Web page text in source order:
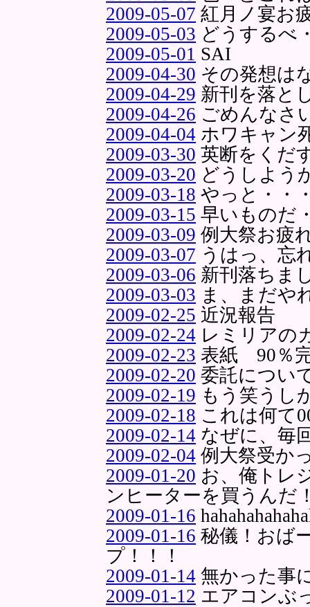
2009-05-07 紅月ノ宴お
2009-05-03 どうするべ
2009-05-01 SAI
2009-04-30 その発想は
2009-04-29 新刊を落と
2009-04-26 ごめんなさ
2009-04-04 ホワキャン
2009-03-30 英断をくだ
2009-03-20 どうしよう
2009-03-18 やっと・・
2009-03-15 早いものだ
2009-03-09 例大祭お疲
2009-03-07 うはっ、忘
2009-03-06 新刊落ちま
2009-03-03 ま、まだや
2009-02-25 近況報告
2009-02-24 レミリアの
2009-02-23 表紙 90％
2009-02-20 委託につい
2009-02-19 もう笑うし
2009-02-18 これは何て
2009-02-14 なぜに、毎
2009-02-04 例大祭受か
2009-01-20 お、俺トレ
ンヒーターを買うんだ
2009-01-16
2009-01-16 秘儀！おば
プ！！！
2009-01-14 無かった事
2009-01-12 エアコンぶ